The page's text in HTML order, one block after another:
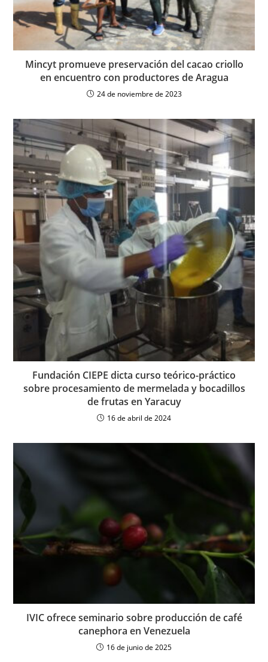
Mincyt promueve preservación del cacao criollo
en encuentro con productores de Aragua
24 de noviembre de 2023
Fundación CIEPE dicta curso teórico-práctico
sobre procesamiento de mermelada y bocadillos
de frutas en Yaracuy
16 de abril de 2024
IVIC ofrece seminario sobre producción de café
canephora en Venezuela
16 de junio de 2025